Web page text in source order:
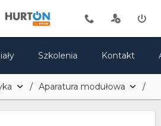
Szkolenia Kontakt
Aparatura modułowa